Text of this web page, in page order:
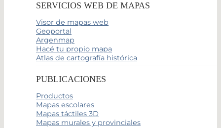
SERVICIOS WEB DE MAPAS
Visor de mapas web
Geoportal
Argenmap
Hacé tu propio mapa
Atlas de cartografía histórica
PUBLICACIONES
Productos
Mapas escolares
Mapas táctiles 3D
Mapas murales y provinciales